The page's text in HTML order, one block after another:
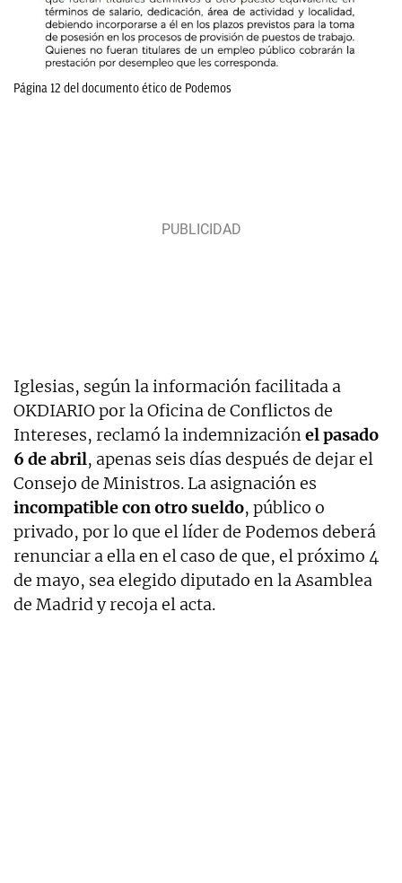
Página 12 del documento ético de Podemos
Iglesias, según la información facilitada a
OKDIARIO por la Oficina de Conflictos de
Intereses, reclamó la indemnizaciónel pasado
6 de abril, apenas seis días después de dejar el
Consejo de Ministros. La asignación es
incompatible con otro sueldo, público o
privado, por lo que el líder de Podemos deberá
renunciar a ella en el caso de que, el próximo 4
de mayo, sea elegido diputado en la Asamblea
de Madrid y recoja el acta.